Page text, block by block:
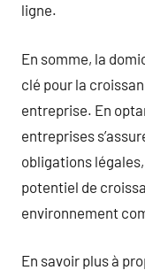
ligne.
En somme, la
clé pour la
entreprise. En
entreprises
obligations
potentiel de
environnement
En savoir plus à